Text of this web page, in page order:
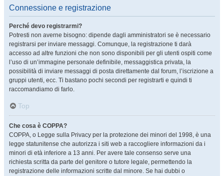
Connessione e registrazione
Perché devo registrarmi?
Potresti non averne bisogno: dipende dagli amministratori se è necessario
registrarsi per inviare messaggi. Comunque, la registrazione ti darà
accesso ad altre funzioni che non sono disponibili per gli utenti ospiti come
l’uso di un’immagine personale definibile, messaggistica privata, la
possibilità di inviare messaggi di posta direttamente dal forum, l’iscrizione a
gruppi utenti, ecc. Ti bastano pochi secondi per registrarti e quindi ti
raccomandiamo di farlo.
Top
Che cosa è COPPA?
COPPA, o Legge sulla Privacy per la protezione dei minori del 1998, è una
legge statunitense che autorizza i siti web a raccogliere informazioni da i
minori di età inferiore a 13 anni. Per avere tale consenso serve una
richiesta scritta da parte del genitore o tutore legale, permettendo la
registrazione delle informazioni scritte dal minore. Se hai dubbi o